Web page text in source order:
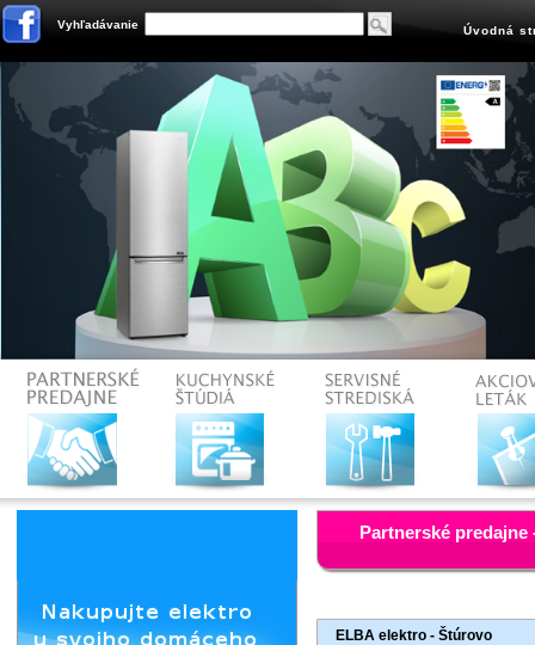
Vyhľadávanie Úvodná
Partnerské predajne
ELBA elektro - Štúrovo